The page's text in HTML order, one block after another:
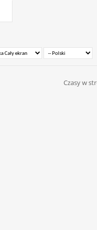
Czasy w